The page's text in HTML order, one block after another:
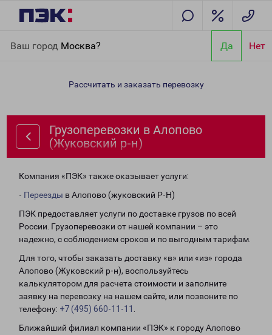
Ваш город Москва? Да Нет
р-н)
Рассчитать и заказать перевозку
Грузоперевозки в Алопово
(Жуковский р-н)
Компания «ПЭК» также оказывает услуги:
- Переезды в Алопово (жуковский Р-Н)
ПЭК предоставляет услуги по доставке грузов по всей
России. Грузоперевозки от нашей компании – это
надежно, с соблюдением сроков и по выгодным тарифам.
Для того, чтобы заказать доставку «в» или «из» города
Алопово (Жуковский р-н), воспользуйтесь
калькулятором для расчета стоимости и заполните
заявку на перевозку на нашем сайте, или позвоните по
телефону: +7 (495) 660-11-11
Ближайший филиал компании «ПЭК» к городу Алопово